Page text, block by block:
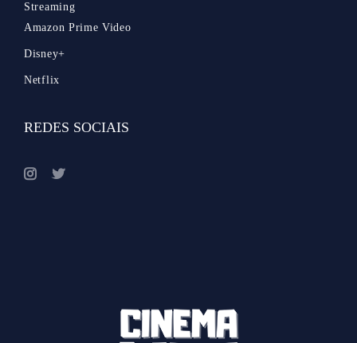
Streaming
Amazon Prime Video
Disney+
Netflix
REDES SOCIAIS